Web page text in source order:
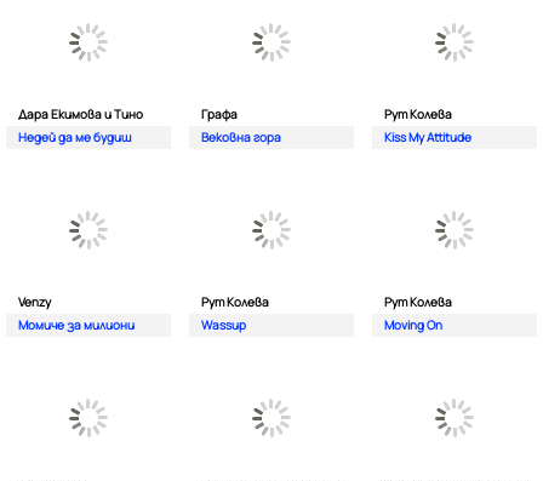
Дара Екимова и Тино
Недей да ме будиш
Графа
Вековна гора
Рут Колева
Kiss My Attitude
Venzy
Момиче за милиони
Рут Колева
Wassup
Рут Колева
Moving On